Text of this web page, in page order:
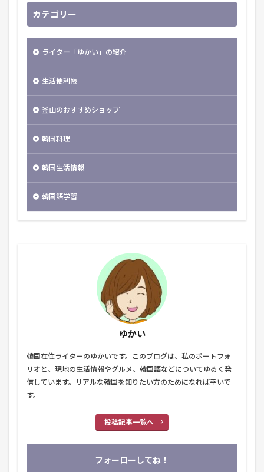
カテゴリー
ライター「ゆかい」の紹介
生活便利帳
釜山のおすすめショップ
韓国料理
韓国生活情報
韓国語学習
ゆかい
韓国在住ライターのゆかいです。このブログは、私のポートフォ
リオと、現地の生活情報やグルメ、韓国語などについてゆるく発
信しています。リアルな韓国を知りたい方のためになれば幸いで
す。
投稿記事一覧へ
フォーローしてね！